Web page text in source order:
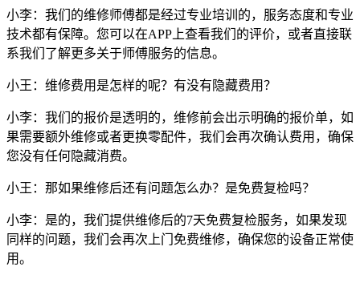
小李：我们的维修师傅都是经过专业培训的，服务态度和专业
技术都有保障。您可以在APP上查看我们的评价，或者直接联
系我们了解更多关于师傅服务的信息。
小王：维修费用是怎样的呢？有没有隐藏费用？
小李：我们的报价是透明的，维修前会出示明确的报价单，如
果需要额外维修或者更换零配件，我们会再次确认费用，确保
您没有任何隐藏消费。
小王：那如果维修后还有问题怎么办？是免费复检吗？
小李：是的，我们提供维修后的7天免费复检服务，如果发现
同样的问题，我们会再次上门免费维修，确保您的设备正常使
用。